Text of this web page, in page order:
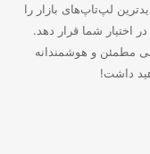
لپ‌تاپ‌های بازار را
اختیار شما قرار دهد.
مطمئن و هوشمندانه
داشت!